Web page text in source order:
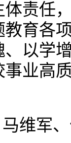
责任
育各
以学
业高
维军